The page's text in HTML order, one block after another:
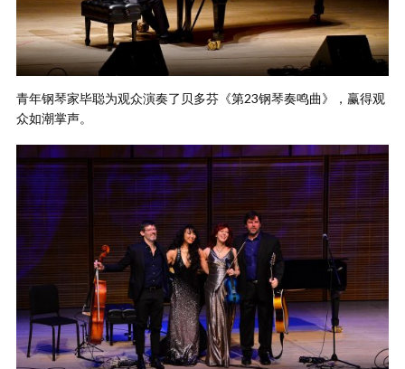
青年钢琴家毕聪为观众演奏了贝多芬《第23钢琴奏鸣曲》，赢得观
众如潮掌声。